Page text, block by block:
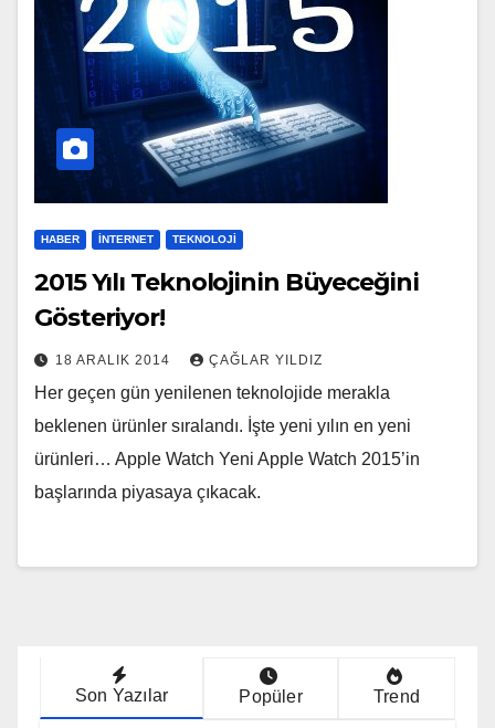
HABER İNTERNET TEKNOLOJI
2015 Yılı Teknolojinin Büyeceğini
Gösteriyor!
18 ARALIK 2014 ÇAĞLAR YILDIZ
Her geçen gün yenilenen teknolojide merakla
beklenen ürünler sıralandı. İşte yeni yılın en yeni
ürünleri… Apple Watch Yeni Apple Watch 2015’in
başlarında piyasaya çıkacak.
Son Yazılar Popüler Trend